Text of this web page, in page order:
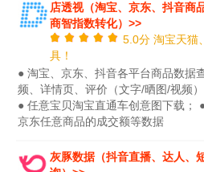
店透视（淘宝、京东、抖音商
商智指数转化）>>
5.0分 淘宝天猫
具！
● 淘宝、京东、抖音各平台商品数据
频、详情页、评价（文字/晒图/视频）
● 任意宝贝淘宝直通车创意图下载；
京东任意商品的成交额等数据
灰豚数据（抖音直播、达人、